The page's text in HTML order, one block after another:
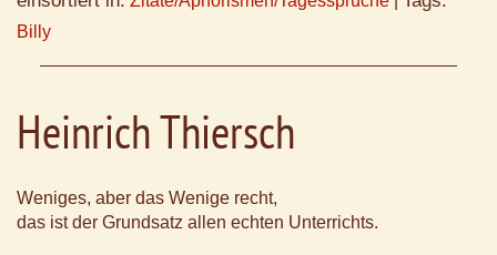
Billy
Heinrich Thiersch
Weniges, aber das Wenige recht,
das ist der Grundsatz allen echten Unterrichts.